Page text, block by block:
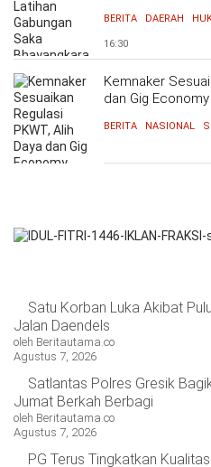
BERITA DAERAH
16:30
Kemnaker
dan Gig Economy
BERITA NASIONAL
Satu Korban Luka Akibat
Jalan Daendels
oleh Beritautama.co
Agustus 7, 2026
Satlantas Polres Gresik
Jumat Berkah Berbagi
oleh Beritautama.co
Agustus 7, 2026
PG Terus Tingkatkan